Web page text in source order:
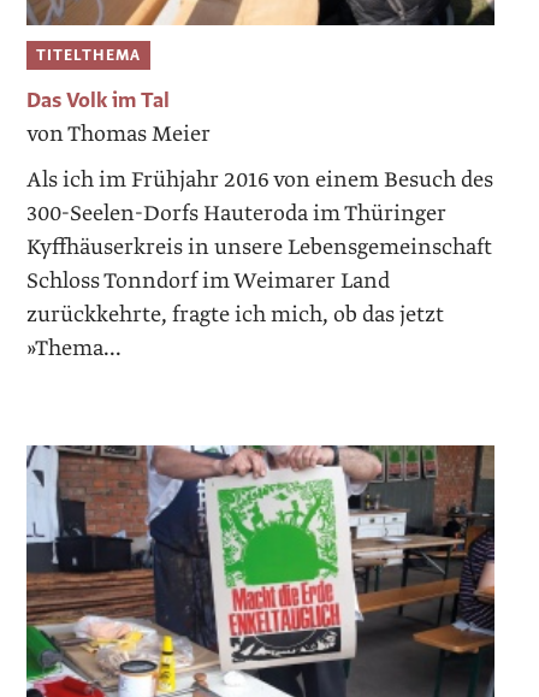
TITELTHEMA
Das Volk im Tal
von Thomas Meier
Als ich im Frühjahr 2016 von einem ­Besuch des
300-Seelen-Dorfs Hauteroda im Thüringer
Kyffhäuserkreis in unsere Lebensgemeinschaft
Schloss Tonndorf im Weimarer Land
zurückkehrte, fragte ich mich, ob das jetzt
»Thema...